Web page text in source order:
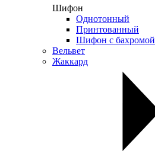
Шифон
Однотонный
Принтованный
Шифон с бахромой
Вельвет
Жаккард